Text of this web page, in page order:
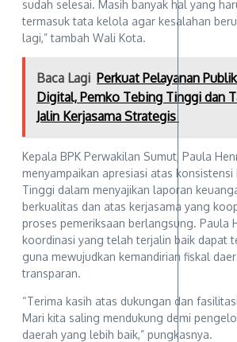
sudah selesai. Masih banyak hal yang
termasuk tata kelola agar kesalahan
lagi,” tambah Wali Kota.
Baca Lagi Perkuat Pelayanan
Digital, Pemko Tebing Tinggi dan
Jalin Kerjasama Strategis
Kepala BPK Perwakilan Sumut, Paula
menyampaikan apresiasi atas konsistensi
Tinggi dalam menyajikan laporan
berkualitas dan atas kerjasama yang
proses pemeriksaan berlangsung. Paula
koordinasi yang telah terjalin baik dapat
guna mewujudkan kemandirian fiskal
transparan.
“Terima kasih atas dukungan dan
Mari kita saling mendukung demi
daerah yang lebih baik,” pungkasnya.